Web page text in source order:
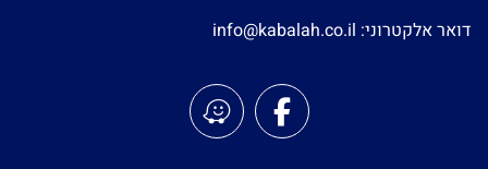
דואר אלקטרוני: info@kabalah.co.il